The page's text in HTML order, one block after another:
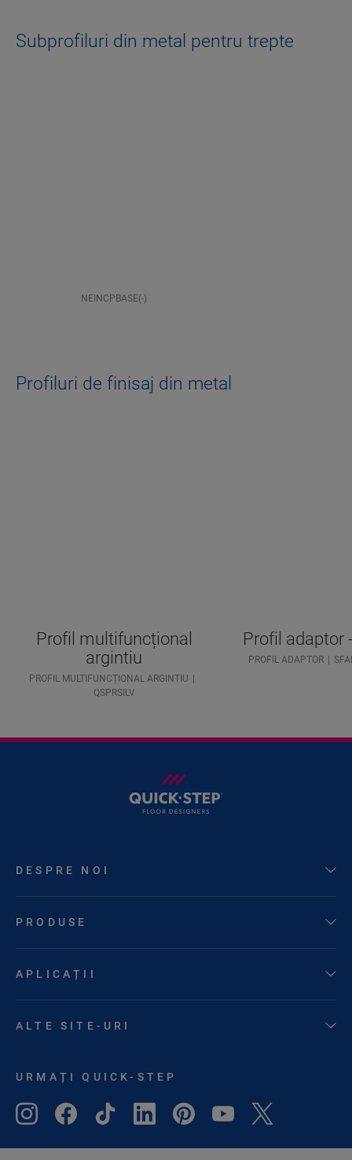
Subprofiluri din metal pentru trepte
NEINCPBASE(-)
Profiluri de finisaj din metal
Profil multifuncțional
argintiu
PROFIL MULTIFUNCȚIONAL ARGINTIU
QSPRSILV
Profil adaptor
PROFIL ADAPTOR
DESPRE NOI
PRODUSE
APLICAȚII
ALTE SITE-URI
URMAȚI QUICK-STEP